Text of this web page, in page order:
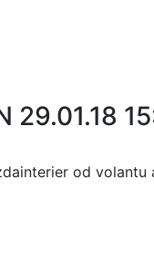
29.01.18
interier od volantu